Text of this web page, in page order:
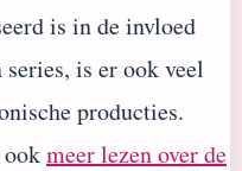
is in de invloed
is er ook veel
producties.
ookmeer lezen over de